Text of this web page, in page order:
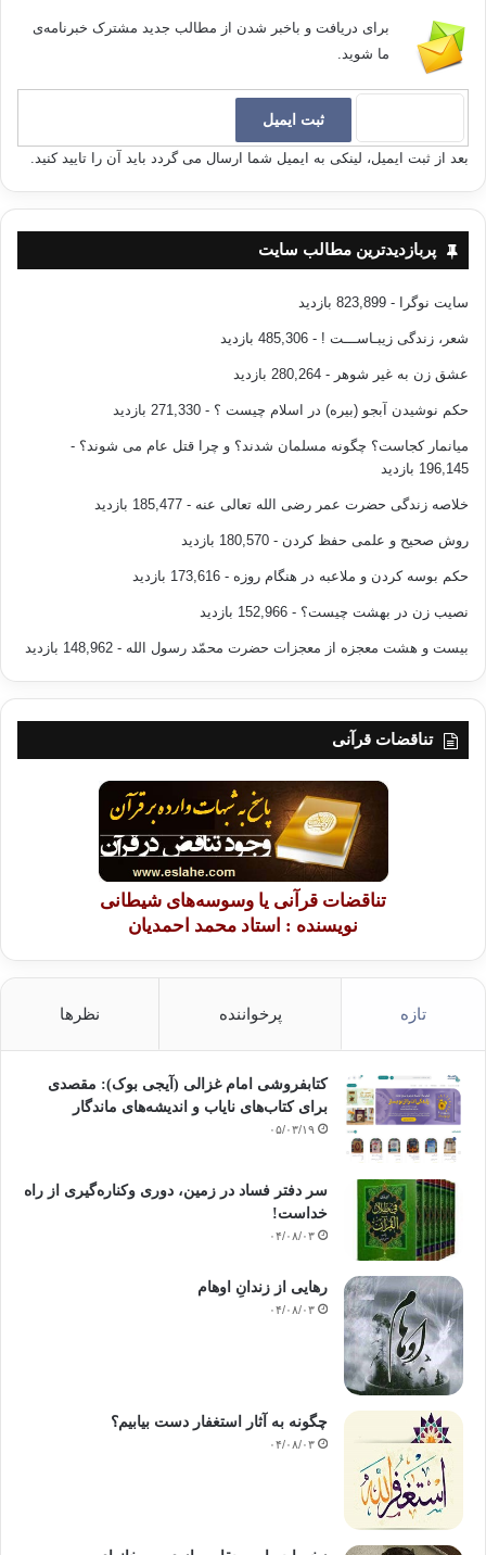
برای دریافت و باخبر شدن از مطالب جدید مشترک خبرنامه‌ی
ما شوید.
بعد از ثبت ایمیل، لینکی به ایمیل شما ارسال می گردد باید آن را تایید کنید.
پربازدیدترین مطالب سایت
سایت نوگرا - 823,899 بازدید
شعر، زندگی زیبـاســـت ! - 485,306 بازدید
عشق زن به غیر شوهر - 280,264 بازدید
حکم نوشیدن آبجو (بیره) در اسلام چیست ؟ - 271,330 بازدید
میانمار کجاست؟ چگونه مسلمان شدند؟ و چرا قتل عام می شوند؟ -
196,145 بازدید
خلاصه زندگی حضرت عمر رضی الله تعالی عنه - 185,477 بازدید
روش صحیح و علمی حفظ کردن - 180,570 بازدید
حکم بوسه کردن و ملاعبه در هنگام روزه - 173,616 بازدید
نصیب زن در بهشت چیست؟ - 152,966 بازدید
بیست و هشت معجزه از معجزات حضرت محمّد رسول الله - 148,962 بازدید
تناقضات قرآنی
تناقضات قرآنی یا وسوسه‌های شیطانی
نویسنده : استاد محمد احمدیان
تازه پرخواننده نظرها
کتابفروشی امام غزالی (آیجی بوک): مقصدی
برای کتاب‌های نایاب و اندیشه‌های ماندگار
۰۵/۰۳/۱۹
سر دفتر فساد در زمین‌، دوری وکناره‌گیری از راه
خداست‌!
۰۴/۰۸/۰۳
رهایی از زندانِ اوهام
۰۴/۰۸/۰۳
چگونه به آثار استغفار دست بیابیم؟
۰۴/۰۸/۰۳